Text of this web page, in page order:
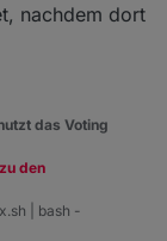
nachdem dort
das Voting
den
| bash -